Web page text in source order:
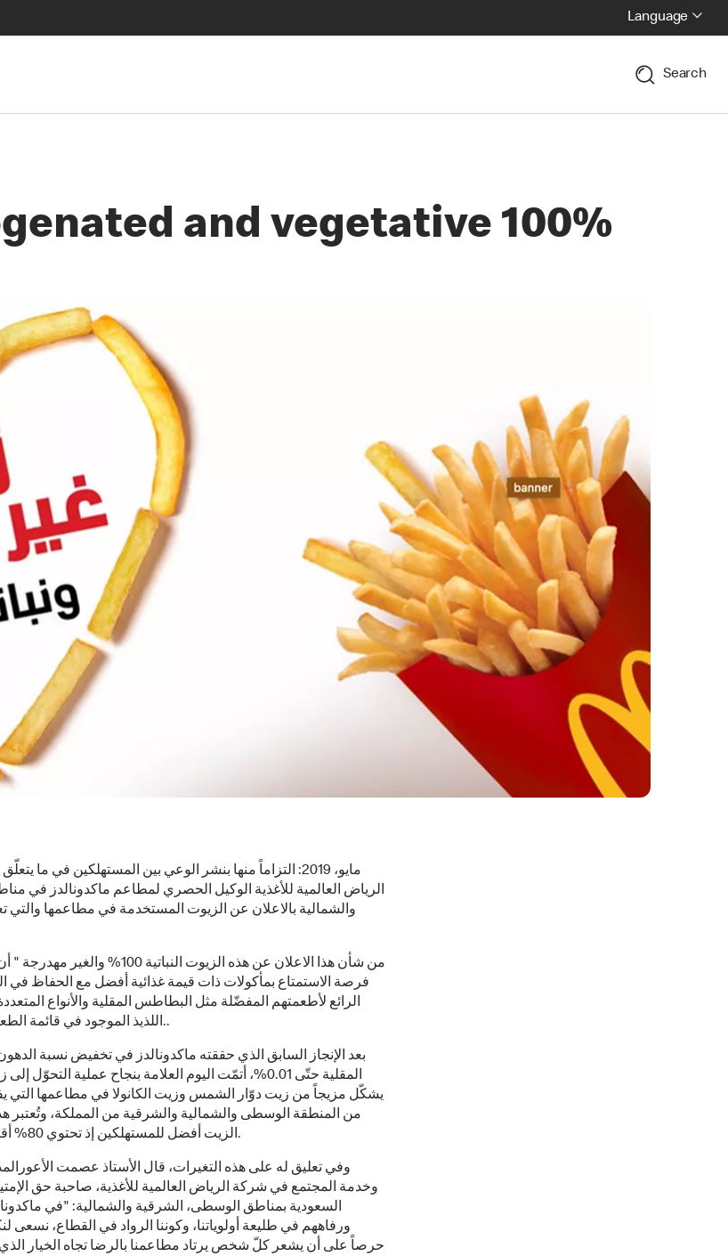
Language
Search
and vegetative 100%
مايو، 2019: التزاماً منها بنشر الوعي بين المستهلكين في ما
الرياض العالمية للأغذية الوكيل الحصري لمطاعم ماكدونالدز في
والشمالية بالاعلان عن الزيوت المستخدمة في مطاعمها والتي
من شأن هذا الاعلان عن هذه الزيوت
فرصة الاستمتاع بمأكولات ذات قيمة غذائية أفضل مع الحفاظ في
الرائع لأطعمتهم المفضّلة مثل البطاطس المقلية والأنواع
اللذيذ الموجود في قائمة الطعام الخاصة بماكدونالدز..
بعد الإنجاز السابق الذي حققته ماكدونالدز في تخفيض نسبة
المقلية حتّى 0.01%، أتمّت اليوم العلامة بنجاح عملية
من المنطقة الوسطى والشمالية والشرقية من المملكة، وتُعتبر
الزيت أفضل للمستهلكين إذ تحتوي 80% أقلّ من الدهون المشبعة.
وفي تعليق له على هذه التغيرات، قال الأستاذ عصمت
وخدمة المجتمع في شركة الرياض العالمية للأغذية، صاحبة حق
السعودية بمناطق الوسطى، الشرقية والشمالية: "في
ورفاههم في طليعة أولوياتنا، وكوننا الرواد في القطاع، نسعى
حرصاً على أن يشعر كلّ شخص يرتاد مطاعمنا بالرضا تجاه الخيار الذي